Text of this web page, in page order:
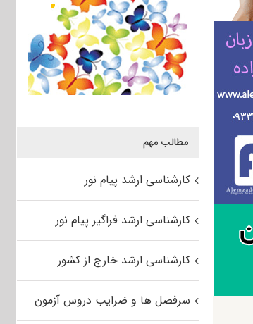
مطالب مهم
کارشناسی ارشد پیام نور
کارشناسی ارشد فراگیر پیام نور
کارشناسی ارشد خارج از کشور
سرفصل ها و ضرایب دروس آزمون